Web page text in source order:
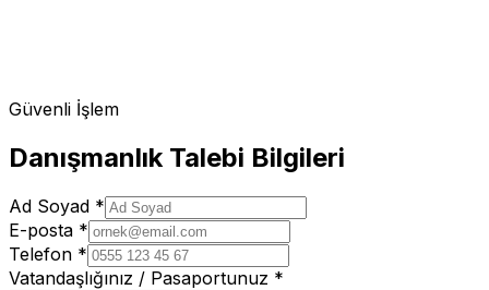
Güvenli İşlem
Danışmanlık Talebi Bilgileri
Ad Soyad *
E-posta *
Telefon *
Vatandaşlığınız / Pasaportunuz *